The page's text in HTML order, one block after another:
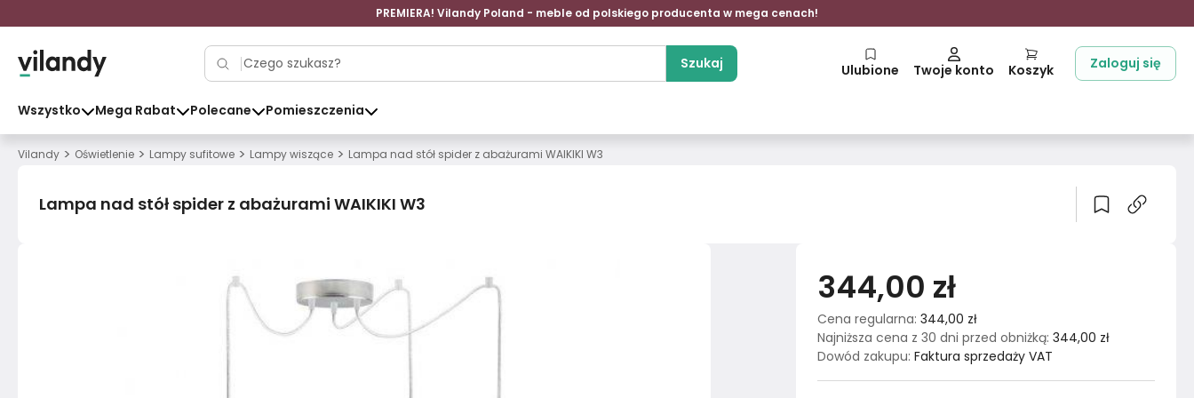
PREMIERA! Vilandy Poland - meble od polskiego producenta w mega cenach!
Szukaj Ulubione Twoje konto Koszyk Zaloguj się
Wszystko Mega Rabat Polecane Pomieszczenia
Vilandy > Oświetlenie > Lampy sufitowe > Lampy wiszące > Lampa nad stół spider z abażurami WAIKIKI W3
Lampa nad stół spider z abażurami WAIKIKI W3
344,00 zł
Cena regularna: 344,00 zł
Najniższa cena z 30 dni przed obniżką: 344,00 zł
Dowód zakupu: Faktura sprzedaży VAT